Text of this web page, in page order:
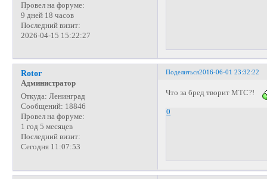
Провел на форуме:
9 дней 18 часов
Последний визит:
2026-04-15 15:22:27
Поделиться2016-06-01 23:32:22
Rotor
Администратор
Откуда: Ленинград
Сообщений: 18846
Провел на форуме:
1 год 5 месяцев
Последний визит:
Сегодня 11:07:53
Что за бред творит МТС?!
0